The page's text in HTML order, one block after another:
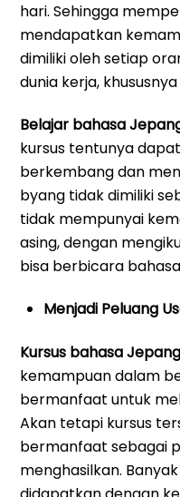
hari. Sehingga
mendapatkan
dimiliki oleh setiap
dunia kerja,
Belajar bahasa
kursus tentunya
berkembang dan
byang tidak dimiliki
tidak mempunyai
asing, dengan
bisa berbicara
Menjadi Peluang
Kursus bahasa Jepang
kemampuan dalam
bermanfaat untuk
Akan tetapi kursus
bermanfaat sebagai
menghasilkan.